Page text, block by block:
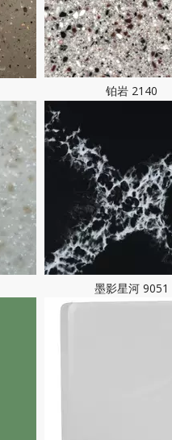
铂岩 2140
墨影星河 9051